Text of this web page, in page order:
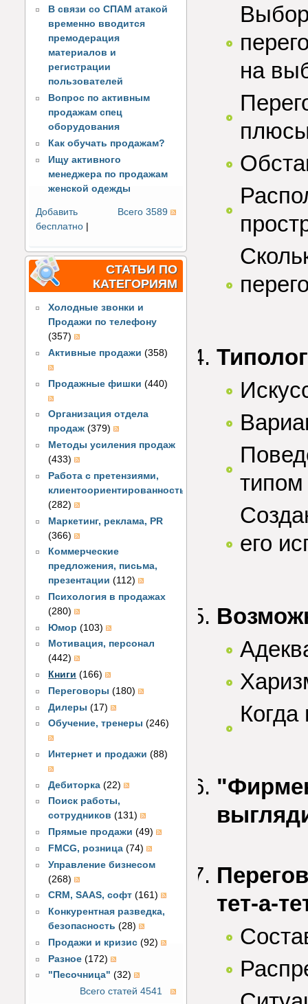
В связи со СПАМ атакой
временно вводится
премодерация
материалов и
регистрации
пользователей
Вопрос по активным
продажам спец
оборудования
Как обучать продажам?
Ищу активного
менеджера по продажам
женской одежды
Всего 3589
Добавить
бесплатно |
СТАТЬИ ПО
КАТЕГОРИЯМ
Холодные звонки и
Продажи по телефону
(357)
Активные продажи (358)
Продажные фишки (440)
Организация отдела
продаж (379)
Методы усиления продаж
(433)
Работа с претензиями,
клиентоориентированность
(282)
Маркетинг, реклама, PR
(366)
Коммерческие
предложения, письма,
презентации (112)
Психология в продажах
(280)
Юмор (103)
Мотивация, персонал
(442)
Книги (166)
Переговоры (180)
Дилеры (17)
Обучение, тренеры (246)
Интернет и продажи (88)
Дебиторка (22)
Поиск работы,
сотрудников (131)
Прямые продажи (49)
FMCG, розница (74)
Управление бизнесом
(268)
CRM, SAAS, софт (161)
Конкурентная разведка,
безопасность (28)
Продажи и кризис (92)
Разное (172)
"Песочница" (32)
Всего статей 4541
на
типом
его
тет-а-